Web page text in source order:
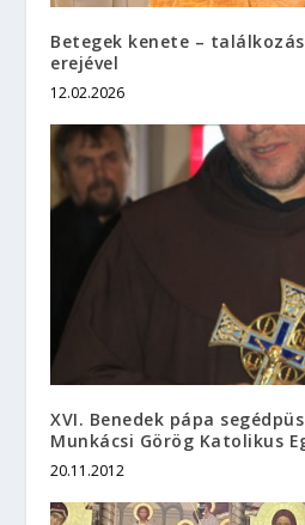
Betegek kenete –
erejével
12.02.2026
XVI. Benedek pápa
Munkácsi Görög Katolikus
20.11.2012